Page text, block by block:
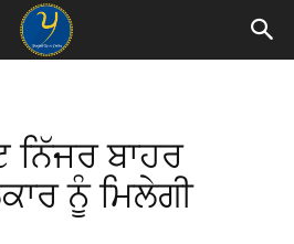
ਨਿੱਜਰ ਬਾਹਰ
ਨੂੰ ਮਿਲੇਗੀ